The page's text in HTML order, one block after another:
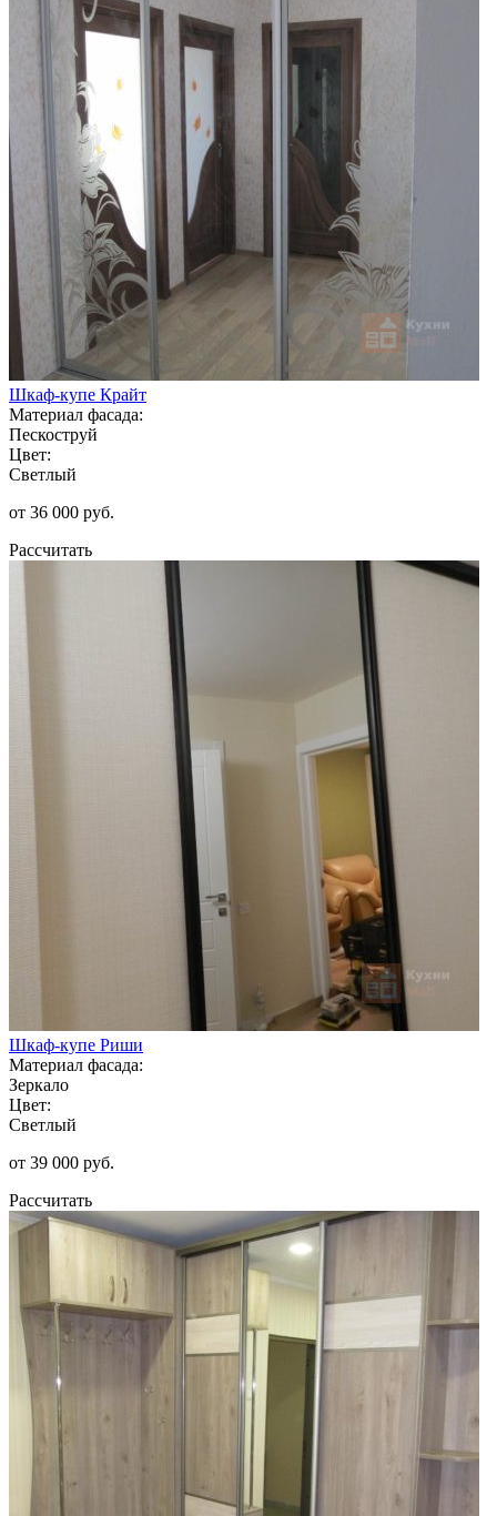
Шкаф-купе Крайт
Материал фасада:
Пескоструй
Цвет:
Светлый
от 36 000 руб.
Рассчитать
Шкаф-купе Риши
Материал фасада:
Зеркало
Цвет:
Светлый
от 39 000 руб.
Рассчитать